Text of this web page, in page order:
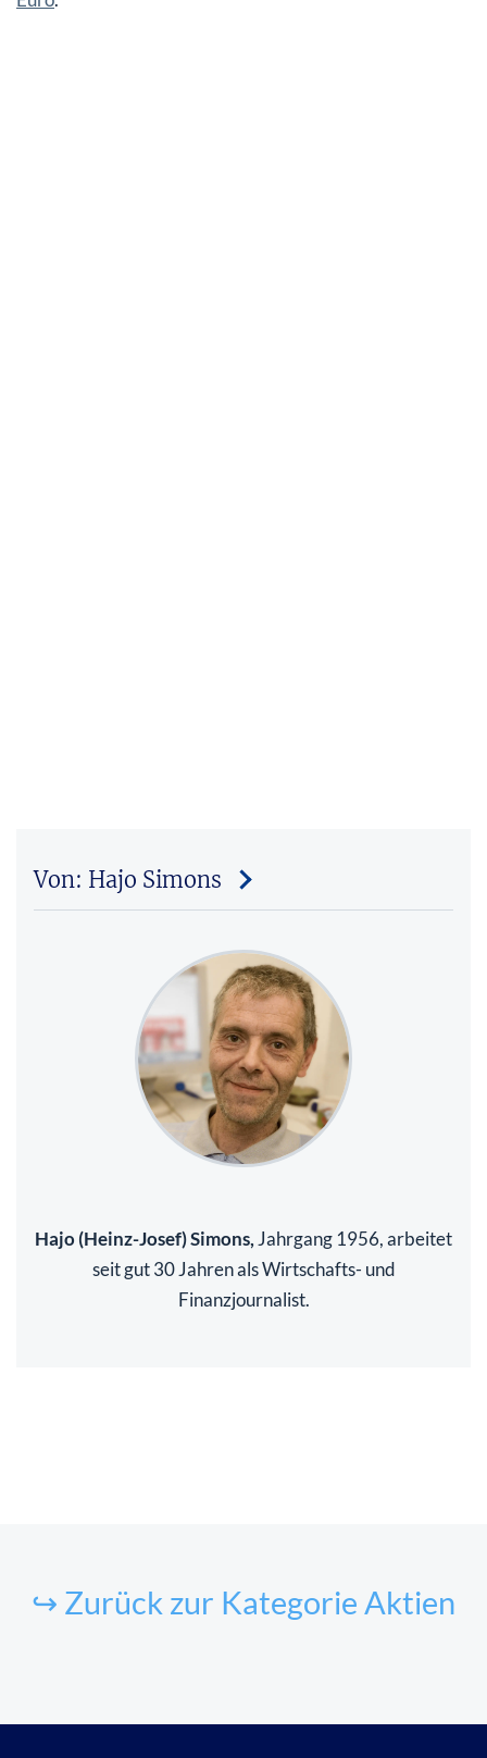
Von: Hajo Simons
Hajo (Heinz-Josef) Simons, Jahrgang 1956, arbeitet
seit gut 30 Jahren als Wirtschafts- und
Finanzjournalist.
↪ Zurück zur Kategorie Aktien